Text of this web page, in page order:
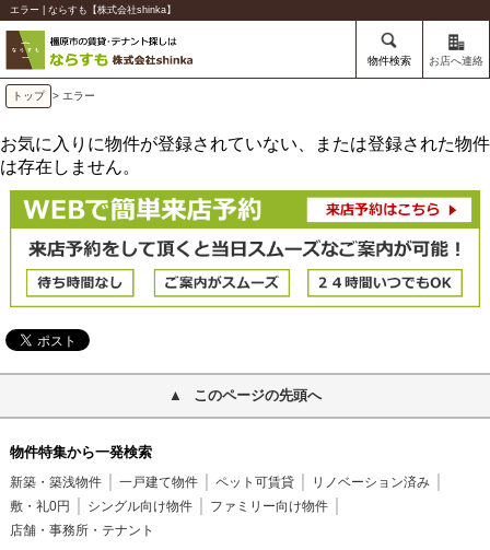
エラー | ならすも【株式会社shinka】
物件検索 お店へ連絡
トップ > エラー
お気に入りに物件が登録されていない、または登録された物件
は存在しません。
このページの先頭へ
物件特集から一発検索
新築・築浅物件 一戸建て物件 ペット可賃貸
リノベーション済み
敷・礼0円
シングル向け物件
ファミリー向け物件
店舗・事務所・テナント